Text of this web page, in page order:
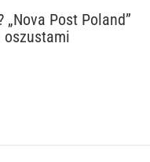
„Nova Post Poland”
oszustami